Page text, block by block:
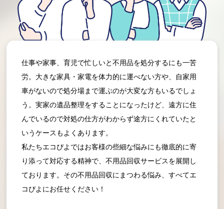
仕事や家事、育児で忙しいと不用品を処分するにも一苦
労。大きな家具・家電を体力的に運べない方や、自家用
車がないので処分場まで運ぶのが大変な方もいるでしょ
う。実家の遺品整理をすることになったけど、遠方に住
んでいるので対処の仕方がわからず途方にくれていたと
いうケースもよくあります。
私たちエコぴよではお客様の些細な悩みにも徹底的に寄
り添って対応する精神で、不用品回収サービスを展開し
ております。その不用品回収にまつわる悩み、すべてエ
コぴよにお任せください！